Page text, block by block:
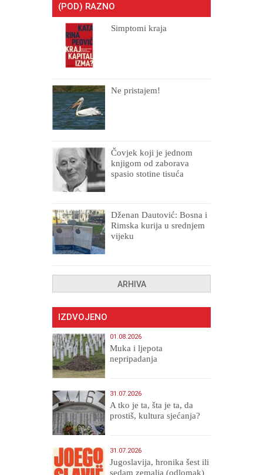
(POD) RAZNO
Simptomi kraja
Ne pristajem!
Čovjek koji je jednom
knjigom od zaborava
spasio stotine tisuća
Dženan Dautović: Bosna i
Rimska kurija u srednjem
vijeku
ARHIVA
IZDVOJENO
01.08.2026
Muka i ljepota
nepripadanja
31.07.2026
A tko je ta, šta je ta, da
prostiš, kultura sjećanja?
31.07.2026
Jugoslavija, hronika šest ili
sedam zemalja (odlomak)